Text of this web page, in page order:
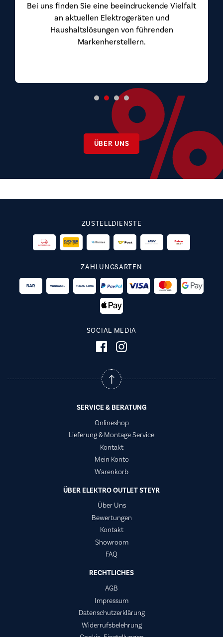
Bei uns finden Sie eine beeindruckende Vielfalt
an aktuellen Elektrogeräten und
Haushaltslösungen von führenden
Markenherstellern.
ÜBER UNS
ZUSTELLDIENSTE
ZAHLUNGSARTEN
SOCIAL MEDIA
SERVICE & BERATUNG
Onlineshop
Lieferung & Montage Service
Kontakt
Mein Konto
Warenkorb
ÜBER ELEKTRO OUTLET STEYR
Über Uns
Bewertungen
Kontakt
Showroom
FAQ
RECHTLICHES
AGB
Impressum
Datenschutzerklärung
Widerrufsbelehrung